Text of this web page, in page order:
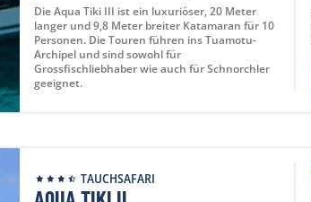
Die Aqua Tiki III ist ein luxuriöser, 20 Meter
langer und 9,8 Meter breiter Katamaran für 10
Personen. Die Touren führen ins Tuamotu-
Archipel und sind sowohl für
Grossfischliebhaber wie auch für Schnorchler
geeignet.
TAUCHSAFARI